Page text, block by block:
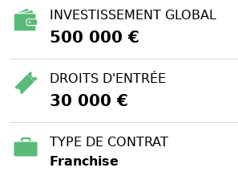
INVESTISSEMENT GLOBAL
500 000 €
DROITS D'ENTRÉE
30 000 €
TYPE DE CONTRAT
Franchise